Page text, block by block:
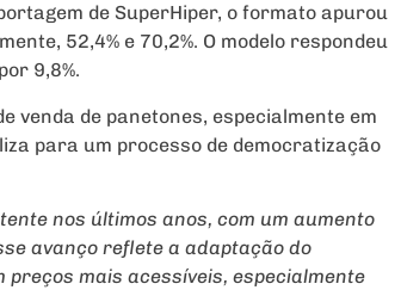
de SuperHiper, o formato apurou
52,4% e 70,2%. O modelo respondeu
9,8%.
venda de panetones, especialmente em
para um processo de democratização
nos últimos anos, com um aumento
avanço reflete a adaptação do
mais acessíveis, especialmente